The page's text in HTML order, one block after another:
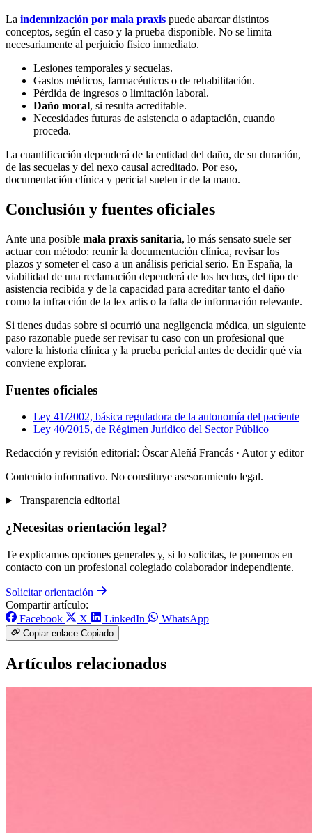
La indemnización por mala praxis puede abarcar distintos
conceptos, según el caso y la prueba disponible. No se limita
necesariamente al perjuicio físico inmediato.
Lesiones temporales y secuelas.
Gastos médicos, farmacéuticos o de rehabilitación.
Pérdida de ingresos o limitación laboral.
Daño moral, si resulta acreditable.
Necesidades futuras de asistencia o adaptación, cuando
proceda.
La cuantificación dependerá de la entidad del daño, de su duración,
de las secuelas y del nexo causal acreditado. Por eso,
documentación clínica y pericial suelen ir de la mano.
Conclusión y fuentes oficiales
Ante una posible mala praxis sanitaria, lo más sensato suele ser
actuar con método: reunir la documentación clínica, revisar los
plazos y someter el caso a un análisis pericial serio. En España, la
viabilidad de una reclamación dependerá de los hechos, del tipo de
asistencia recibida y de la capacidad para acreditar tanto el daño
como la infracción de la lex artis o la falta de información relevante.
Si tienes dudas sobre si ocurrió una negligencia médica, un siguiente
paso razonable puede ser revisar tu caso con un profesional que
valore la historia clínica y la prueba pericial antes de decidir qué vía
conviene explorar.
Fuentes oficiales
Ley 41/2002, básica reguladora de la autonomía del paciente
Ley 40/2015, de Régimen Jurídico del Sector Público
Redacción y revisión editorial: Òscar Aleñá Francás · Autor y editor
Contenido informativo. No constituye asesoramiento legal.
Transparencia editorial
¿Necesitas orientación legal?
Te explicamos opciones generales y, si lo solicitas, te ponemos en
contacto con un profesional colegiado colaborador independiente.
Solicitar orientación
Compartir artículo:
Facebook
X LinkedIn WhatsApp
Copiar enlace Copiado
Artículos relacionados